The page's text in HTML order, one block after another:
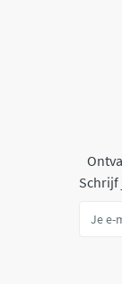
Schrijf